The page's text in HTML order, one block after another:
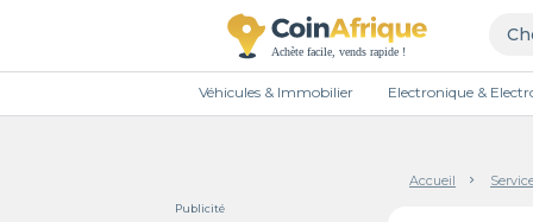
Véhicules & Immobilier Electronique &
Accueil
Publicité